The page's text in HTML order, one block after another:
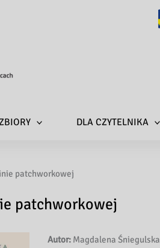
DLA CZYTELNIKA
patchworkowej
patchworkowej
Autor: Magdalena Śniegulska